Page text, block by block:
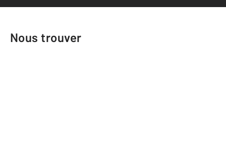
Nous trouver